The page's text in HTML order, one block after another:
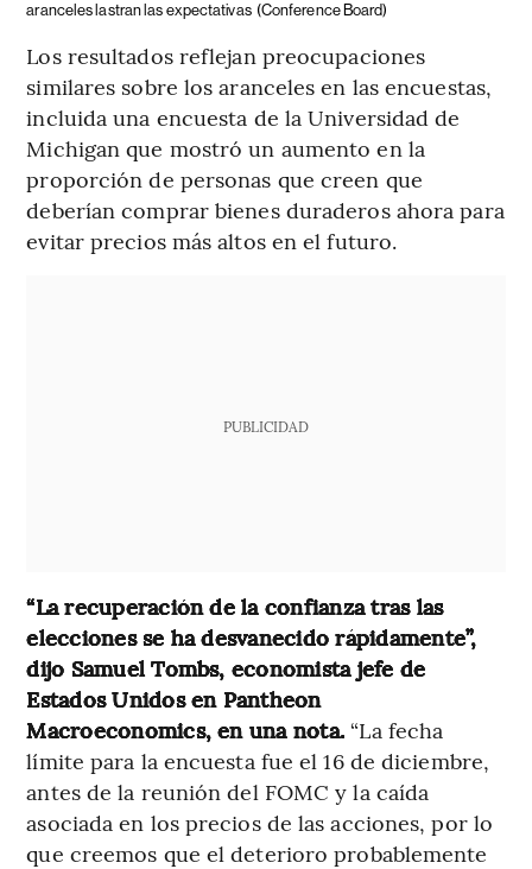
aranceles lastran las expectativas (Conference Board)
Los resultados reflejan preocupaciones
similares sobre los aranceles en las encuestas,
incluida una encuesta de la Universidad de
Michigan que mostró un aumento en la
proporción de personas que creen que
deberían comprar bienes duraderos ahora para
evitar precios más altos en el futuro.
PUBLICIDAD
“La recuperación de la confianza tras las
elecciones se ha desvanecido rápidamente”,
dijo Samuel Tombs, economista jefe de
Estados Unidos en Pantheon
Macroeconomics, en una nota.“La fecha
límite para la encuesta fue el 16 de diciembre,
antes de la reunión del FOMC y la caída
asociada en los precios de las acciones, por lo
que creemos que el deterioro probablemente